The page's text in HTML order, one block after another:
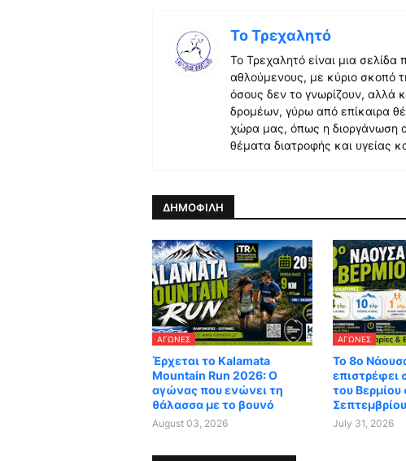
Το Τρεχαλητό
Το Τρεχαλητό είναι μια σελίδα
αθλούμενους, με κύριο σκοπό
όσους δεν το γνωρίζουν, αλλά
δρομέων, γύρω από επίκαιρα
χώρα μας, όπως η διοργάνωση
θέματα διατροφής και υγείας
ΔΗΜΟΦΙΛΗ
ΑΓΏΝΕΣ
Έρχεται το Kalamata
Mountain Run 2026: Ο
αγώνας που ενώνει τη
θάλασσα με το βουνό
August 03, 2026
ΑΓΏΝΕΣ
Το 8ο
επιστρέφει
του Βερμίου
July 31, 2026